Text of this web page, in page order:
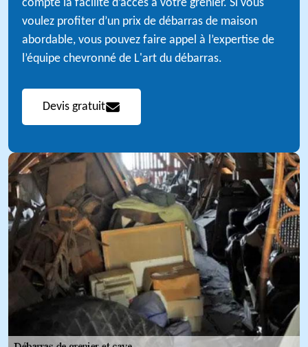
compte la facilité d’accès à votre grenier. Si vous
voulez profiter d’un prix de débarras de maison
abordable, vous pouvez faire appel à l’expertise de
l’équipe chevronné de L'art du débarras.
Devis gratuit